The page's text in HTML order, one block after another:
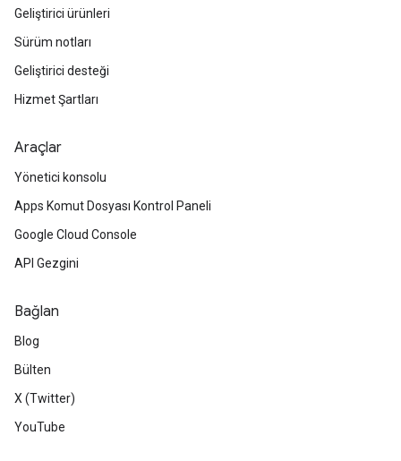
Geliştirici ürünleri
Sürüm notları
Geliştirici desteği
Hizmet Şartları
Araçlar
Yönetici konsolu
Apps Komut Dosyası Kontrol Paneli
Google Cloud Console
API Gezgini
Bağlan
Blog
Bülten
X (Twitter)
YouTube